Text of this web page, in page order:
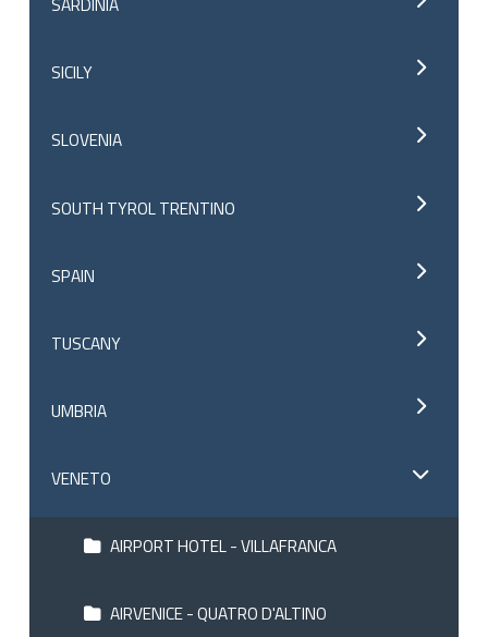
SICILY
SLOVENIA
SOUTH TYROL TRENTINO
SPAIN
TUSCANY
UMBRIA
VENETO
AIRPORT HOTEL - VILLAFRANCA
AIRVENICE - QUATRO D'ALTINO